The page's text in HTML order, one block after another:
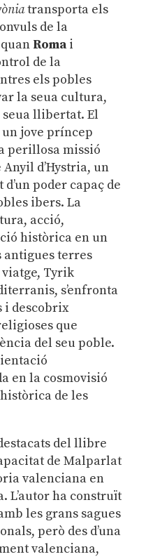
transporta els
de la
Romai
de la
els pobles
la seua cultura,
seua llibertat. El
un jove príncep
perillosa missió
d’Hystria, un
poder capaç de
ibers. La
acció,
històrica en un
terres
viatge, Tyrik
s’enfronta
i descobrix
que
del seu poble.
en la cosmovisió
de les
del llibre
de Malparlat
valenciana en
ha construït
les grans sagues
però des d’una
valenciana,